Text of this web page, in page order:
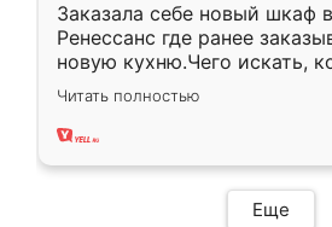
Заказала себе новый шкаф
Ренессанс где ранее
новую кухню.Чего искать,
вполне довольна. Служит
два года, нареканий нет.
Читать полностью
Еще